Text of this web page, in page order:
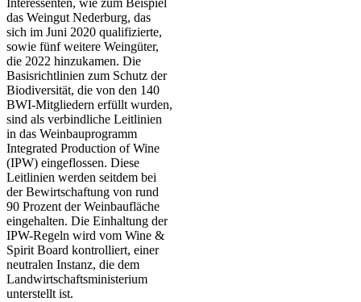
Interessenten, wie zum Beispiel
das Weingut Nederburg, das
sich im Juni 2020 qualifizierte,
sowie fünf weitere Weingüter,
die 2022 hinzukamen. Die
Basisrichtlinien zum Schutz der
Biodiversität, die von den 140
BWI-Mitgliedern erfüllt wurden,
sind als verbindliche Leitlinien
in das Weinbauprogramm
Integrated Production of Wine
(IPW) eingeflossen. Diese
Leitlinien werden seitdem bei
der Bewirtschaftung von rund
90 Prozent der Weinbaufläche
eingehalten. Die Einhaltung der
IPW-Regeln wird vom Wine &
Spirit Board kontrolliert, einer
neutralen Instanz, die dem
Landwirtschaftsministerium
unterstellt ist.